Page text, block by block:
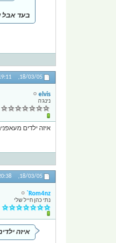
בעד אבל
18/03/05,
elvis
נינג'ה
איזה ילדים
18/03/05,
Rom4nz`
נתי כהן חייל שלי
איזה